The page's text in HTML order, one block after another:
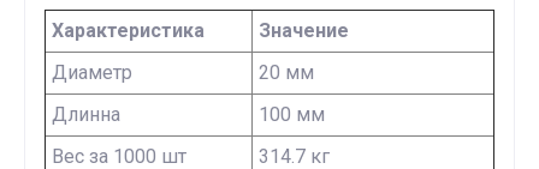
Характеристика
Значение
Диаметр
20 мм
Длинна
100 мм
Вес за 1000 шт
314.7 кг